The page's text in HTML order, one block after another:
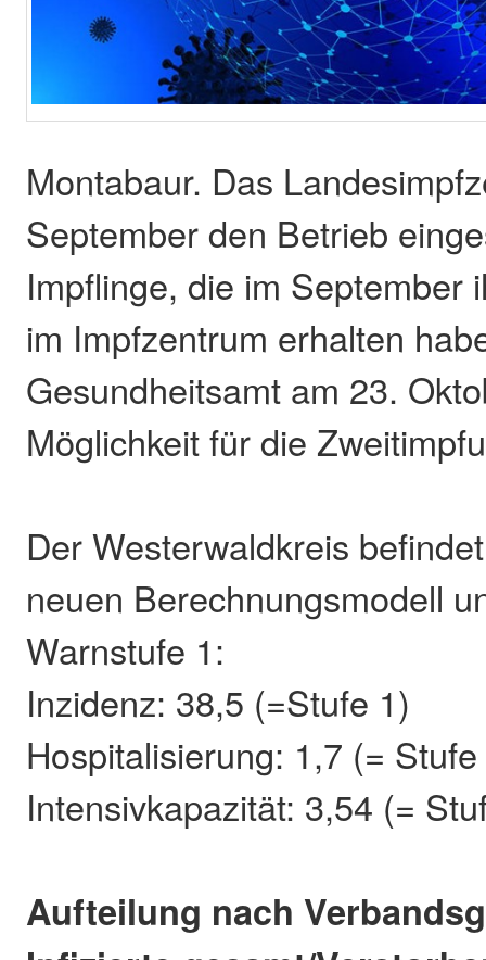
Montabaur. Das
September den Betrieb
Impflinge, die im September
im Impfzentrum erhalten
Gesundheitsamt am 23.
Möglichkeit für die
Der Westerwaldkreis
neuen Berechnungsmodell
Warnstufe 1:
Inzidenz: 38,5 (=Stufe 1)
Hospitalisierung: 1,7 (=
Intensivkapazität: 3,54 (=
Aufteilung nach